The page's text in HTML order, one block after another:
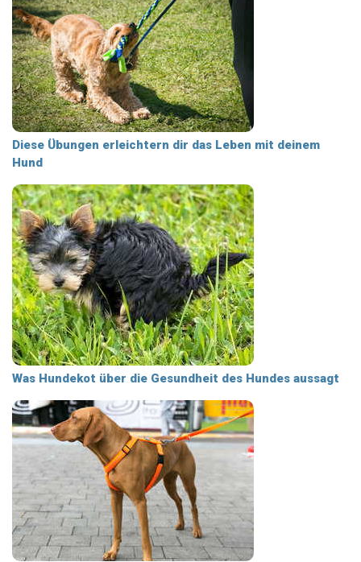
Diese Übungen erleichtern dir das Leben mit deinem
Hund
Was Hundekot über die Gesundheit des Hundes aussagt